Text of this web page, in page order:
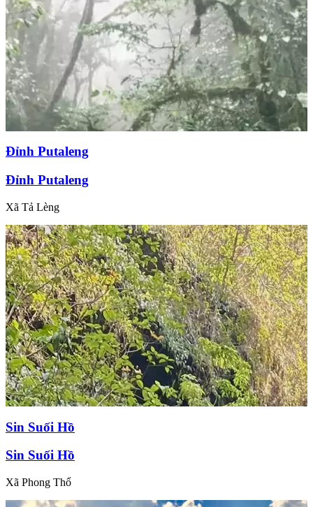
Đỉnh Putaleng
Đỉnh Putaleng
Xã Tả Lèng
Sin Suối Hồ
Sin Suối Hồ
Xã Phong Thổ